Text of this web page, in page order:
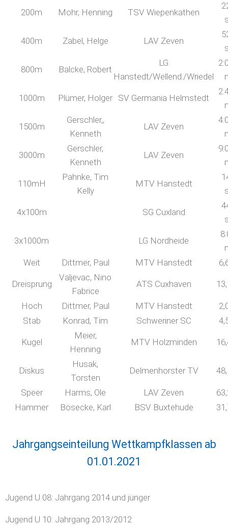
200m Mohr, Henning TSV Wiepenkathen
400m Zabel, Helge LAV Zeven
800m Balcke, Robert
LG
Hanstedt/Wellend./Wriedel
1000m Plümer, Holger SV Germania Helmstedt
1500m
Gerschler,,
Kenneth
LAV Zeven
3000m
Gerschler,
Kenneth
LAV Zeven
110mH
Pahnke, Tim
Kelly
MTV Hanstedt
4x100m SG Cuxland
3x1000m LG Nordheide
Weit
Dittmer, Paul MTV Hanstedt
Dreisprung
Valjevac, Nino
Fabrice
ATS Cuxhaven
Hoch Dittmer, Paul MTV Hanstedt
Stab
Konrad, Tim Schweriner SC
Kugel
Meier,
Henning
MTV Holzminden
Diskus
Husak,
Torsten
Delmenhorster TV
Speer Harms, Ole LAV Zeven
Hammer
Bösecke, Karl BSV Buxtehude
Jahrgangseinteilung Wettkampfklassen ab
01.01.2021
Jugend U 08: Jahrgang 2014 und jünger
Jugend U 10: Jahrgang 2013/2012